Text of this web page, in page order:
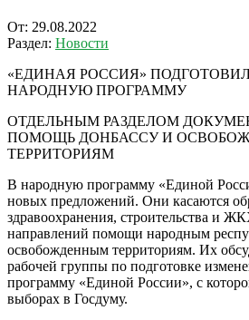
От: 29.08.2022
Раздел: Новости
«ЕДИНАЯ РОССИЯ»
НАРОДНУЮ ПРОГРАММУ
ОТДЕЛЬНЫМ РАЗДЕЛОМ
ПОМОЩЬ ДОНБАССУ И
ТЕРРИТОРИЯМ
В народную программу «Единой
новых предложений. Они касаются
здравоохранения, строительства и
направлений помощи народным
освобожденным территориям. Их
рабочей группы по подготовке
программу «Единой России», с
выборах в Госдуму.